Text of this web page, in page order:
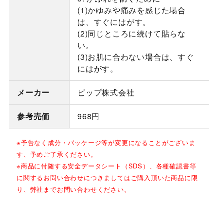
(1)かゆみや痛みを感じた場合
は、すぐにはがす。
(2)同じところに続けて貼らな
い。
(3)お肌に合わない場合は、すぐ
にはがす。
メーカー ピップ株式会社
参考売価 968円
※予告なく成分・パッケージ等が変更になることがございま
す、予めご了承ください。
※商品に付随する安全データシート（SDS）、各種確認書等
に関するお問い合わせにつきましてはご購入頂いた商品に限
り、弊社までお問い合わせください。